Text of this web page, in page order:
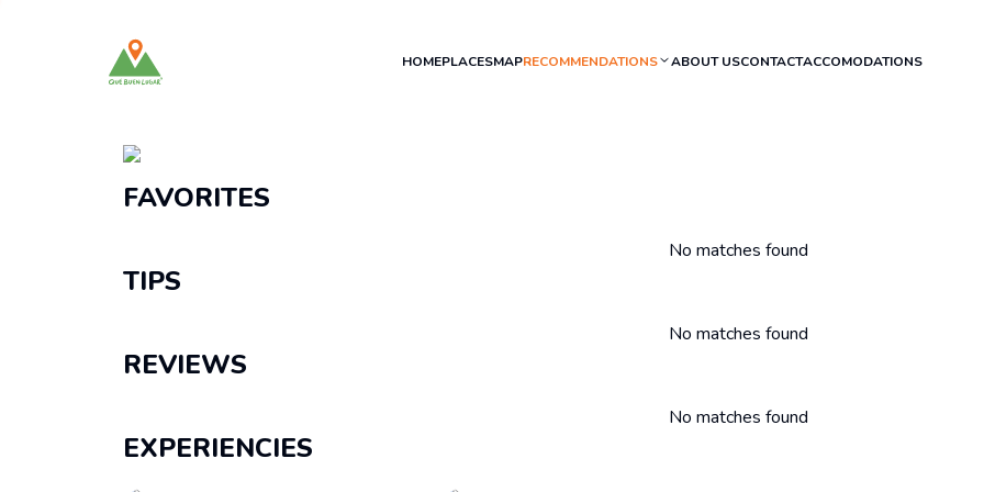
HOMEPLACESMAPRECOMMENDATIONS ABOUT USCONTACTACCOMODATIONS
Recomendaciones
FAVORITES
No matches found
TIPS
No matches found
REVIEWS
No matches found
EXPERIENCIES